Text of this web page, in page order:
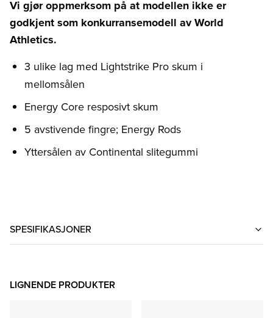
Vi gjør oppmerksom på at modellen ikke er
godkjent som konkurransemodell av World
Athletics.
3 ulike lag med Lightstrike Pro skum i
mellomsålen
Energy Core resposivt skum
5 avstivende fingre; Energy Rods
Yttersålen av Continental slitegummi
SPESIFIKASJONER
LIGNENDE PRODUKTER